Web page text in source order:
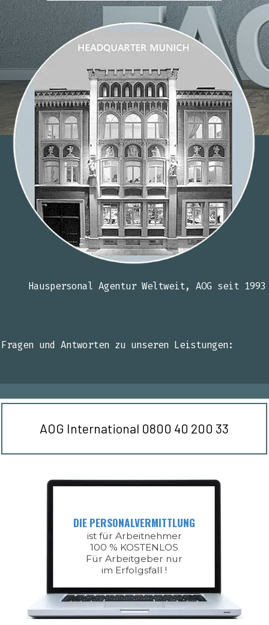
Hauspersonal Agentur Weltweit, AOG seit 1993
Fragen und Antworten zu unseren Leistungen​:
AOG International 0800 40 200 33
DIE PERSONALVERMITTLUNG
ist für Arbeitnehmer
100 % KOSTENLOS
Für Arbeitgeber nur
im Erfolgsfall !